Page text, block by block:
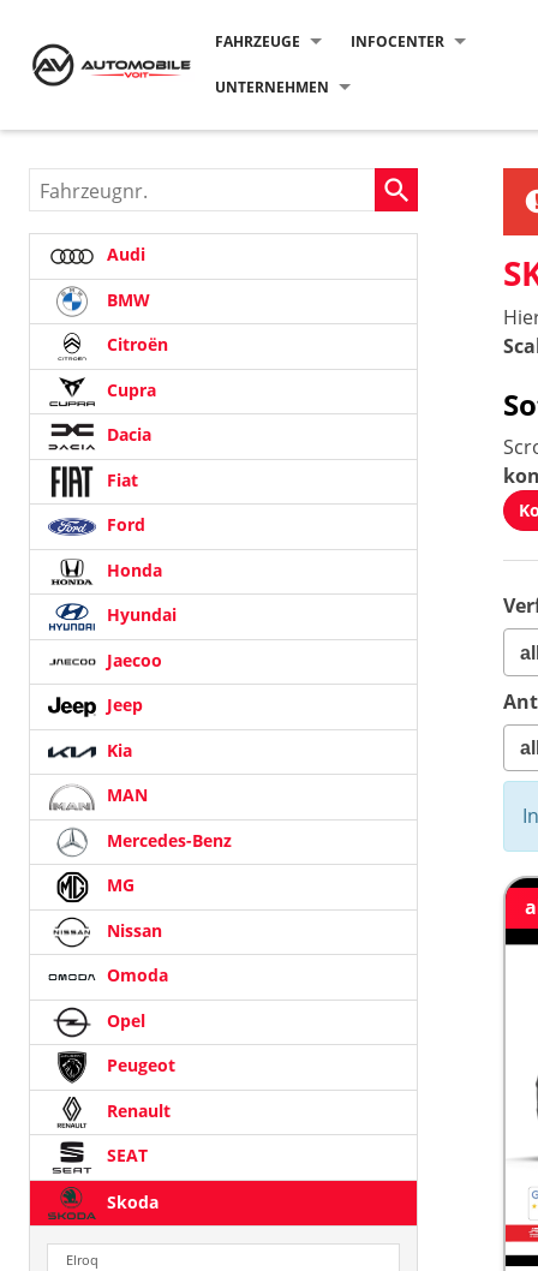
FAHRZEUGE INFOCENTER
UNTERNEHMEN
Fahrzeugnr.
Audi
BMW
Citroën
Cupra
Dacia
Fiat
Ford
Honda
Hyundai
Jaecoo
Jeep
Kia
MAN
Mercedes-Benz
MG
Nissan
Omoda
Opel
Peugeot
Renault
SEAT
Skoda
Elroq